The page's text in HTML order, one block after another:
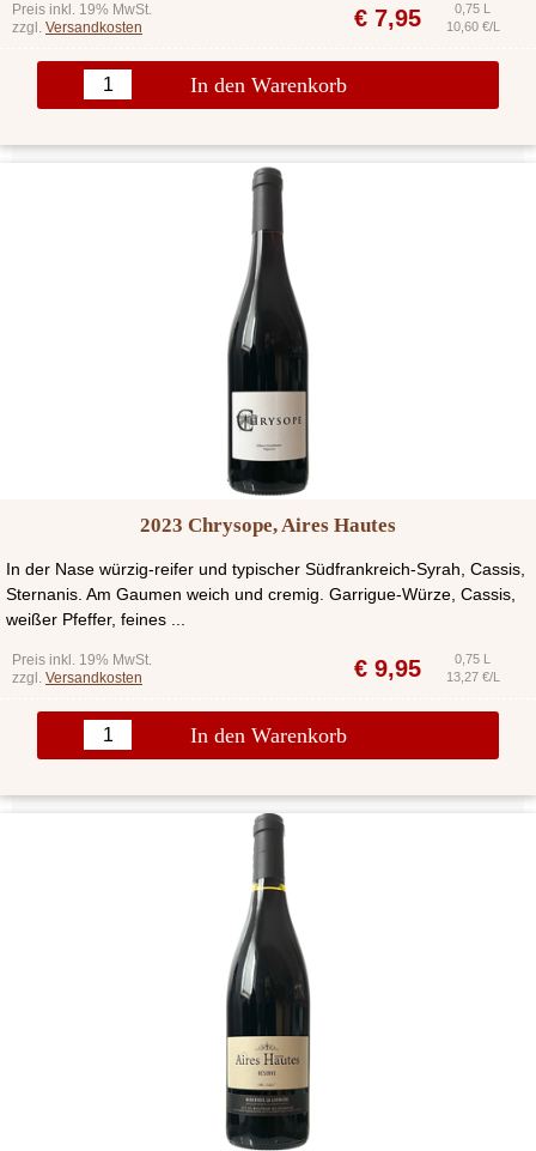
Preis inkl. 19% MwSt.
zzgl. Versandkosten € 7,95
0,75 L
10,60 €/L
In den Warenkorb
2023 Chrysope, Aires Hautes
In der Nase würzig-reifer und typischer Südfrankreich-Syrah, Cassis,
Sternanis. Am Gaumen weich und cremig. Garrigue-Würze, Cassis,
weißer Pfeffer, feines ...
Preis inkl. 19% MwSt.
zzgl. Versandkosten € 9,95
0,75 L
13,27 €/L
In den Warenkorb